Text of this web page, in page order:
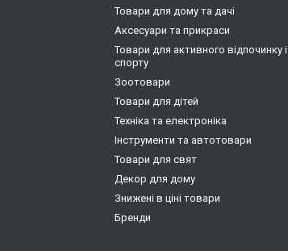
Товари для дому та дачі
Аксесуари та прикраси
Товари для активного відпочинку і
спорту
Зоотовари
Товари для дітей
Техніка та електроніка
Інструменти та автотовари
Товари для свят
Декор для дому
Знижені в ціні товари
Бренди